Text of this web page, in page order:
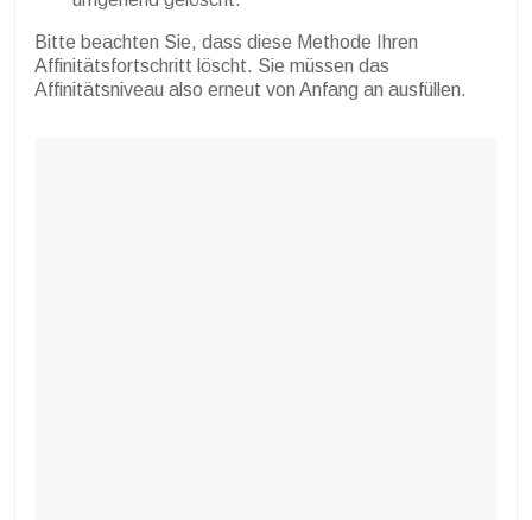
Bitte beachten Sie, dass diese Methode Ihren
Affinitätsfortschritt löscht. Sie müssen das
Affinitätsniveau also erneut von Anfang an ausfüllen.